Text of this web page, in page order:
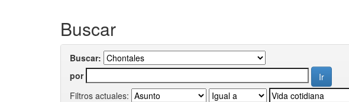
Buscar
Buscar:
por
Filtros actuales: